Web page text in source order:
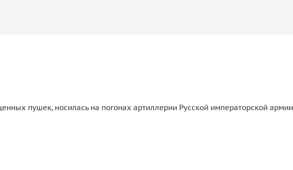
пушек, носилась на погонах артиллерии Русской императорской